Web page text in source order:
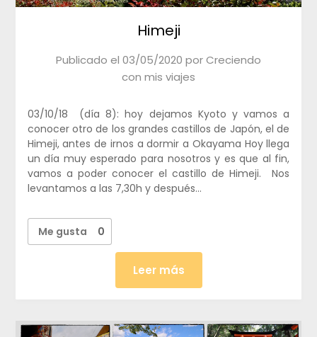
Himeji
Publicado el 03/05/2020 porCreciendo
con mis viajes
03/10/18 (día 8): hoy dejamos Kyoto y vamos a
conocer otro de los grandes castillos de Japón, el de
Himeji, antes de irnos a dormir a Okayama Hoy llega
un día muy esperado para nosotros y es que al fin,
vamos a poder conocer el castillo de Himeji. Nos
levantamos a las 7,30h y después…
Me gusta 0
Leer más